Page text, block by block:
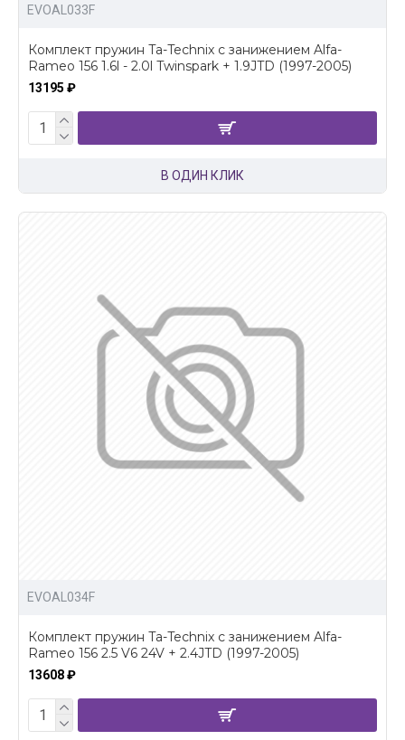
EVOAL033F
Комплект пружин Ta-Technix с занижением Alfa-
Rameo 156 1.6l - 2.0l Twinspark + 1.9JTD (1997-2005)
13195 ₽
В ОДИН КЛИК
EVOAL034F
Комплект пружин Ta-Technix с занижением Alfa-
Rameo 156 2.5 V6 24V + 2.4JTD (1997-2005)
13608 ₽